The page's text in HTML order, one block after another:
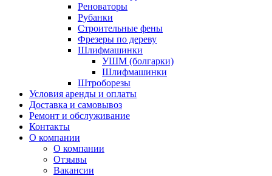
Реноваторы
Рубанки
Строительные фены
Фрезеры по дереву
Шлифмашинки
УШМ (болгарки)
Шлифмашинки
Штроборезы
Условия аренды и оплаты
Доставка и самовывоз
Ремонт и обслуживание
Контакты
О компании
О компании
Отзывы
Вакансии